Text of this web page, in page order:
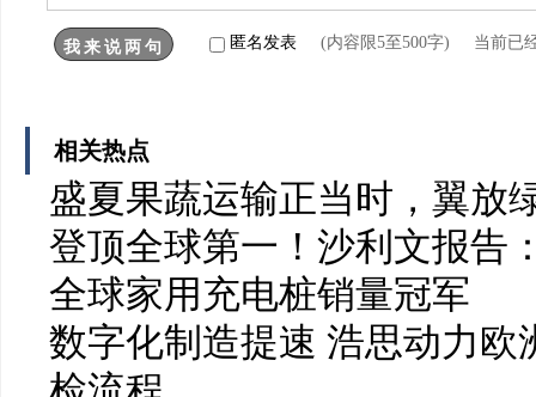
匿名发表 (内容限5至500字) 当前已
相关热点
盛夏果蔬运输正当时，翼放
登顶全球第一！沙利文报告
全球家用充电桩销量冠军
数字化制造提速 浩思动力